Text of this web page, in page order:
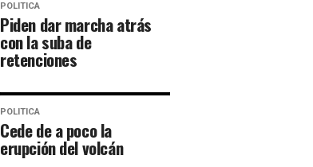
POLITICA
Piden dar marcha atrás
con la suba de
retenciones
POLITICA
Cede de a poco la
erupción del volcán